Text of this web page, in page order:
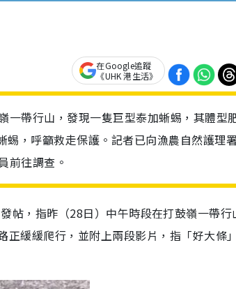
在Google追蹤
《UHK 港生活》
一帶行山，發現一隻巨型泰加蜥蜴，其體型
，呼籲救走保護。記者已向漁農自然護理
前往調查。
帖，指昨（28日）中午時段在打鼓嶺一帶行
正緩緩爬行，並附上兩段影片，指「好大條